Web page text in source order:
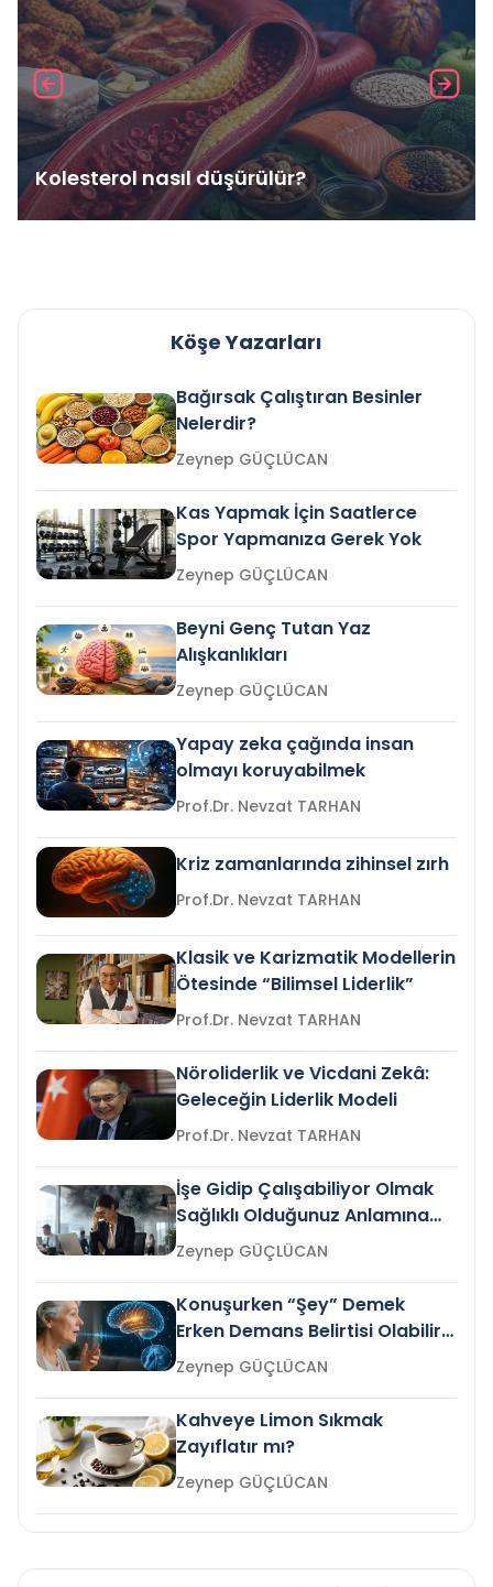
Kolesterol nasıl düşürülür?
Köşe Yazarları
Bağırsak Çalıştıran Besinler
Nelerdir?
Zeynep GÜÇLÜCAN
Kas Yapmak İçin Saatlerce
Spor Yapmanıza Gerek Yok
Zeynep GÜÇLÜCAN
Beyni Genç Tutan Yaz
Alışkanlıkları
Zeynep GÜÇLÜCAN
Yapay zeka çağında insan
olmayı koruyabilmek
Prof.Dr. Nevzat TARHAN
Kriz zamanlarında zihinsel zırh
Prof.Dr. Nevzat TARHAN
Klasik ve Karizmatik Modellerin
Ötesinde “Bilimsel Liderlik”
Prof.Dr. Nevzat TARHAN
Nöroliderlik ve Vicdani Zekâ:
Geleceğin Liderlik Modeli
Prof.Dr. Nevzat TARHAN
İşe Gidip Çalışabiliyor Olmak
Sağlıklı Olduğunuz Anlamına
Gelir mi?Zeynep GÜÇLÜCAN
Konuşurken “Şey” Demek
Erken Demans Belirtisi Olabilir
mi?
Zeynep GÜÇLÜCAN
Kahveye Limon Sıkmak
Zayıflatır mı?
Zeynep GÜÇLÜCAN